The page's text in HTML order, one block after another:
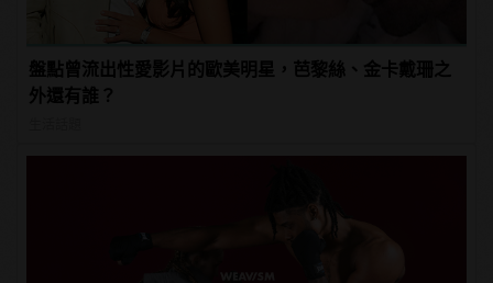
盤點曾流出性愛影片的歐美明星，芭黎絲、金卡戴珊之
外還有誰？